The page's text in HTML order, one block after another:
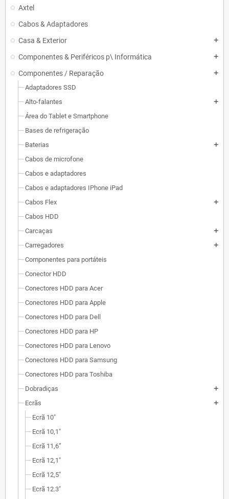
Axtel
Cabos & Adaptadores
Casa & Exterior
add
Componentes & Periféricos p\ Informática add
Componentes / Reparação add
Adaptadores SSD
Alto-falantes
add
Área do Tablet e Smartphone
Bases de refrigeração
Baterias
add
Cabos de microfone
Cabos e adaptadores
Cabos e adaptadores IPhone iPad
Cabos Flex
add
Cabos HDD
Carcaças
add
Carregadores add
Componentes para portáteis
Conector HDD
Conectores HDD para Acer
Conectores HDD para Apple
Conectores HDD para Dell
Conectores HDD para HP
Conectores HDD para Lenovo
Conectores HDD para Samsung
Conectores HDD para Toshiba
Dobradiças
add
Ecrãs add
Ecrã 10"
Ecrã 10,1"
Ecrã 11,6”
Ecrã 12,1"
Ecrã 12,5"
Ecrã 12.3"